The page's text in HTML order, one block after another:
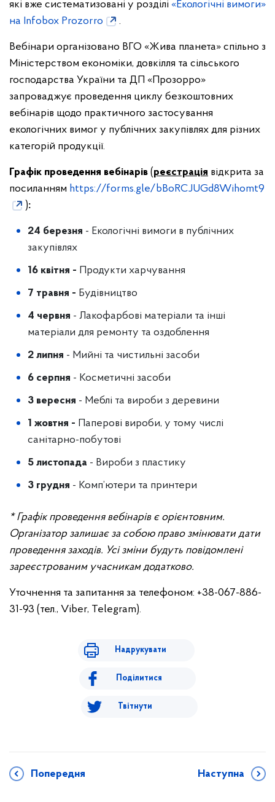
які вже систематизовані у розділі «Екологічні вимоги»
на Infobox Prozorro
.
Вебінари організовано ВГО «Жива планета» спільно з
Міністерством економіки, довкілля та сільського
господарства України та ДП «Прозорро»
запроваджує проведення циклу безкоштовних
вебінарів щодо практичного застосування
екологічних вимог у публічних закупівлях для різних
категорій продукції.
Графік проведення вебінарів (реєстрація відкрита за
посиланням https://forms.gle/bBoRCJUGd8Wihomt9
):
24 березня - Екологічні вимоги в публічних
закупівлях
16 квітня - Продукти харчування
7 травня - Будівництво
4 червня - Лакофарбові матеріали та інші
матеріали для ремонту та оздоблення
2 липня - Мийні та чистильні засоби
6 серпня - Косметичні засоби
3 вересня - Меблі та вироби з деревини
1 жовтня - Паперові вироби, у тому числі
санітарно-побутові
5 листопада - Вироби з пластику
3 грудня - Комп’ютери та принтери
* Графік проведення вебінарів є орієнтовним.
Організатор залишає за собою право змінювати дати
проведення заходів. Усі зміни будуть повідомлені
зареєстрованим учасникам додатково.
Уточнення та запитання за телефоном: +38-067-886-
31-93 (тел., Viber, Telegram).
Надрукувати
Поділитися
Твітнути
Попередня Наступна